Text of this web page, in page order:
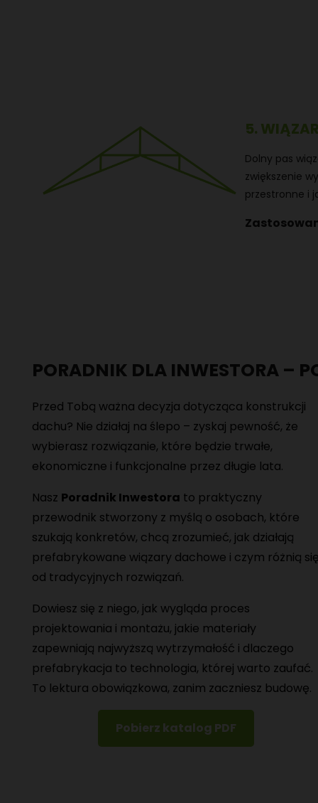
5.
Dolny pas
zwiększenie
przestronne i
PORADNIK DLA INWESTORA –
Przed Tobą ważna decyzja dotycząca konstrukcji
dachu? Nie działaj na ślepo – zyskaj pewność, że
wybierasz rozwiązanie, które będzie trwałe,
ekonomiczne i funkcjonalne przez długie lata.
Nasz Poradnik Inwestora to praktyczny
przewodnik stworzony z myślą o osobach, które
szukają konkretów, chcą zrozumieć, jak działają
prefabrykowane wiązary dachowe i czym różnią
od tradycyjnych rozwiązań.
Dowiesz się z niego, jak wygląda proces
projektowania i montażu, jakie materiały
zapewniają najwyższą wytrzymałość i dlaczego
prefabrykacja to technologia, której warto zaufać.
To lektura obowiązkowa, zanim zaczniesz budowę.
Pobierz katalog PDF